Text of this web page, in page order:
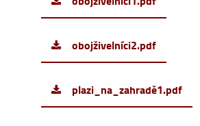
obojživelníci2.pdf
plazi_na_zahradě1.pdf